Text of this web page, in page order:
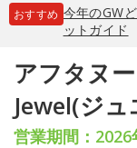
おすすめ 今年のGW
ットガイド
アフタヌ
Jewel(ジ
営業期間：